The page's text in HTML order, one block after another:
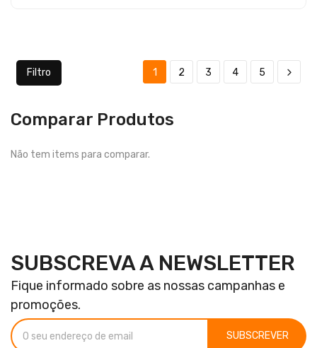
Filtro 1 2 3 4 5
Comparar Produtos
Não tem items para comparar.
SUBSCREVA A NEWSLETTER
Fique informado sobre as nossas campanhas e
promoções.
SUBSCREVER